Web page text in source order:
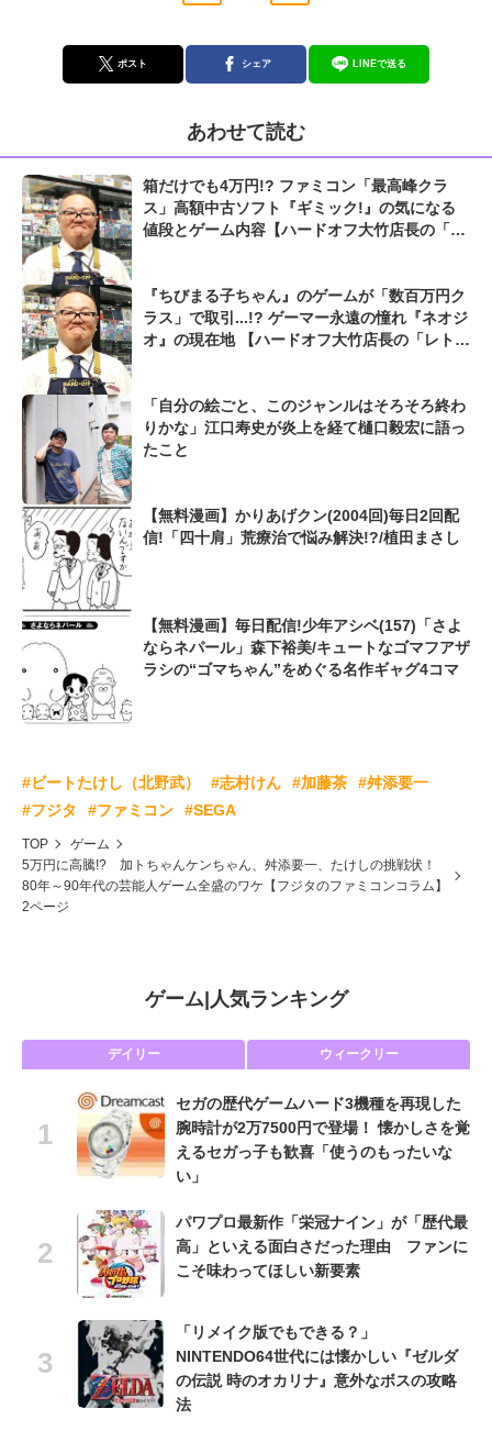
ポスト シェア LINEで送る
あわせて読む
箱だけでも4万円!? ファミコン「最高峰クラ
ス」高額中古ソフト『ギミック!』の気になる
値段とゲーム内容【ハードオフ大竹店長の「レ
『ちびまる子ちゃん』のゲームが「数百万円ク
ラス」で取引...!? ゲーマー永遠の憧れ『ネオジ
オ』の現在地 【ハードオフ大竹店長の「レトロ
「自分の絵ごと、このジャンルはそろそろ終わ
りかな」江口寿史が炎上を経て樋口毅宏に語っ
たこと
【無料漫画】かりあげクン(2004回)毎日2回配
信!「四十肩」荒療治で悩み解決!?/植田まさし
【無料漫画】毎日配信!少年アシベ(157)「さよ
ならネパール」森下裕美/キュートなゴマフアザ
ラシの“ゴマちゃん”をめぐる名作ギャグ4コマ
#ビートたけし（北野武） #志村けん #加藤茶
#舛添要一
#フジタ
#ファミコン #SEGA
TOP
ゲーム
5万円に高騰!? 加トちゃんケンちゃん、舛添要一、たけしの挑戦状！
80年～90年代の芸能人ゲーム全盛のワケ【フジタのファミコンコラム】
2ページ
ゲーム| 人気ランキング
デイリー ウィークリー
セガの歴代ゲームハード3機種を再現した
腕時計が2万7500円で登場！ 懐かしさを覚
えるセガっ子も歓喜「使うのもったいな
い」
パワプロ最新作「栄冠ナイン」が「歴代最
高」といえる面白さだった理由 ファンに
こそ味わってほしい新要素
「リメイク版でもできる？」
NINTENDO64世代には懐かしい『ゼルダ
の伝説 時のオカリナ』意外なボスの攻略
法